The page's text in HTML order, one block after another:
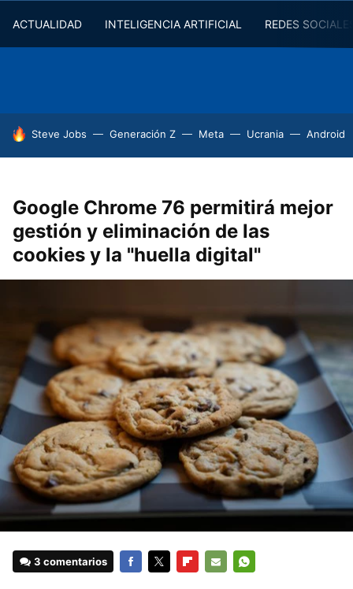
ACTUALIDAD INTELIGENCIA ARTIFICIAL REDES
HOY SE HABLA DE
Steve Jobs Generación Z Meta Ucrania Android
Google Chrome 76 permitirá mejor
gestión y eliminación de las
cookies y la "huella digital"
3 comentarios